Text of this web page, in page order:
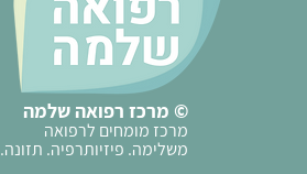
© מרכז רפואה שלמה
מרכז מומחים לרפואה
משלימה. פיזיותרפיה. תזונה.